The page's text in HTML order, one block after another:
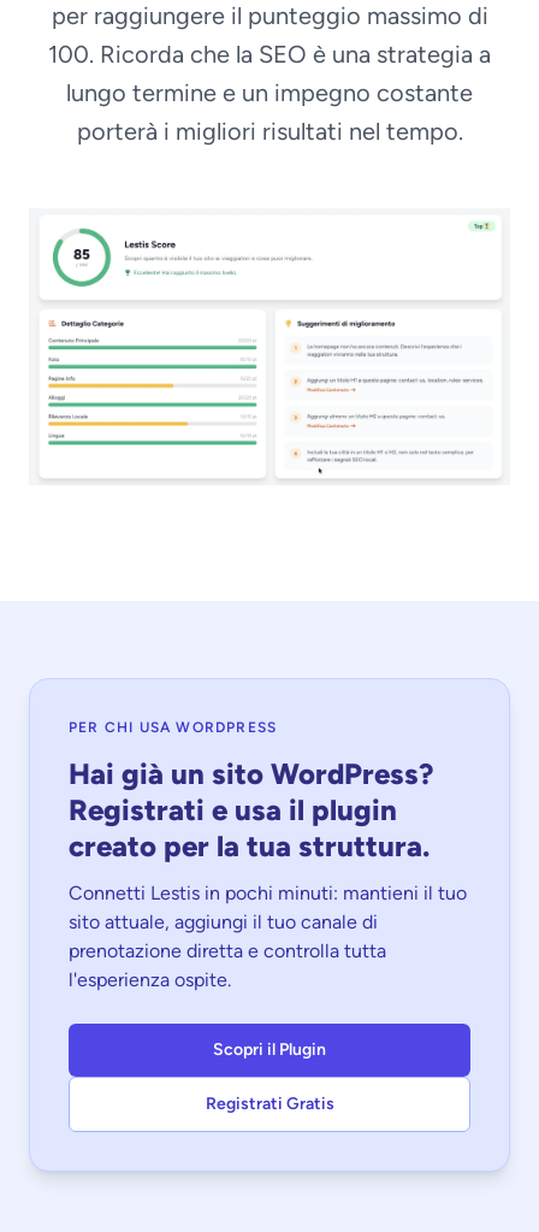
per raggiungere il punteggio massimo di
100. Ricorda che la SEO è una strategia a
lungo termine e un impegno costante
porterà i migliori risultati nel tempo.
PER CHI USA WORDPRESS
Hai già un sito WordPress?
Registrati e usa il plugin
creato per la tua struttura.
Connetti Lestis in pochi minuti: mantieni il tuo
sito attuale, aggiungi il tuo canale di
prenotazione diretta e controlla tutta
l'esperienza ospite.
Scopri il Plugin
Registrati Gratis